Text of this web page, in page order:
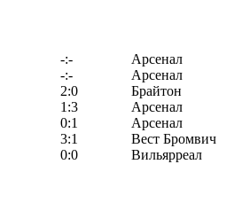
-:-
Арсенал
-:-
Арсенал
2:0
Брайтон
1:3
Арсенал
0:1
Арсенал
3:1
Вест Бромвич
0:0
Вильярреал